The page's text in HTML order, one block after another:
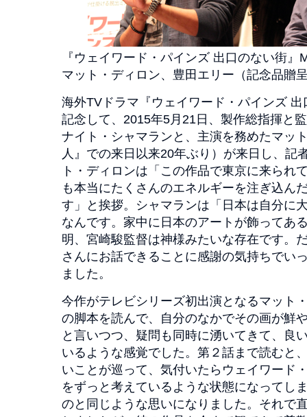
『ウェイワード・パインズ 出口のない街
マット・ディロン、豊田エリー（記念品贈
海外TVドラマ『ウェイワード・パインズ
記念して、2015年5月21日、製作総指揮と
ナイト・シャマランと、主演を務めたマッ
人』での来日以来20年ぶり）が来日し、記
ト・ディロンは「この作品で東京に来られ
も本当にたくさんのエネルギーを注ぎ込ん
す」と挨拶。シャマランは「日本は自分に
なんです。家中に日本のアートが飾ってあ
明、宮崎駿監督は神様みたいな存在です。
さんにお話できることに感謝の気持ちでい
ました。
今作がテレビシリーズ初出演となるマット
の脚本を読んで、自分のなかでその画が鮮
と言いつつ、疑問も同時に湧いてきて、良
いるような感覚でした。第２話まで読むと
いことが巡って、気付いたらウェイワード
をずっと考えているような状態になってし
のと同じような思いになりました。それで